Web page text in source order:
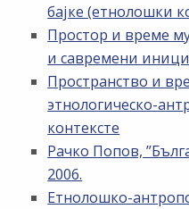
бајке (етнолошки
Простор и време
и савремени
Пространство и
этнологическо-
контексте
Рачко Попов,
2006.
Етнолошко-